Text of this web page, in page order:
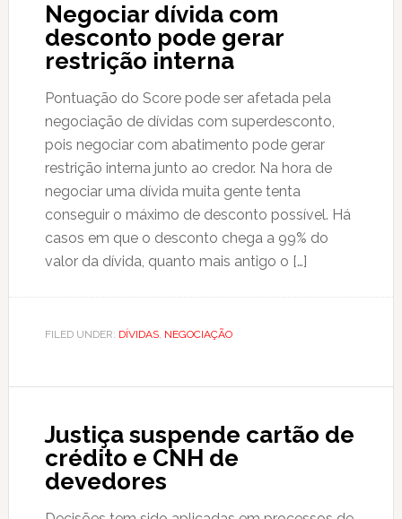
Negociar dívida com
desconto pode gerar
restrição interna
Pontuação do Score pode ser afetada pela
negociação de dívidas com superdesconto,
pois negociar com abatimento pode gerar
restrição interna junto ao credor. Na hora de
negociar uma dívida muita gente tenta
conseguir o máximo de desconto possível. Há
casos em que o desconto chega a 99% do
valor da dívida, quanto mais antigo o […]
FILED UNDER: DÍVIDAS, NEGOCIAÇÃO
Justiça suspende cartão de
crédito e CNH de
devedores